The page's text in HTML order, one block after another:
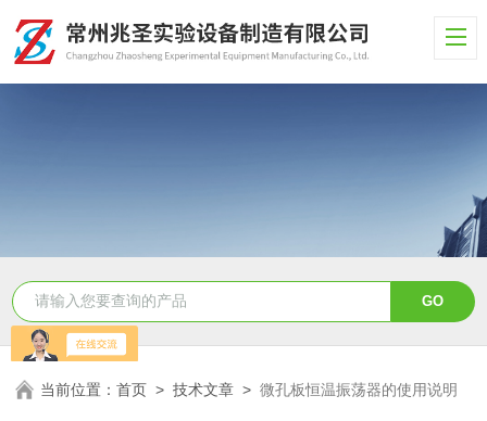
当前位置：首页 >技术文章 >微孔板恒温振荡器的使用说明